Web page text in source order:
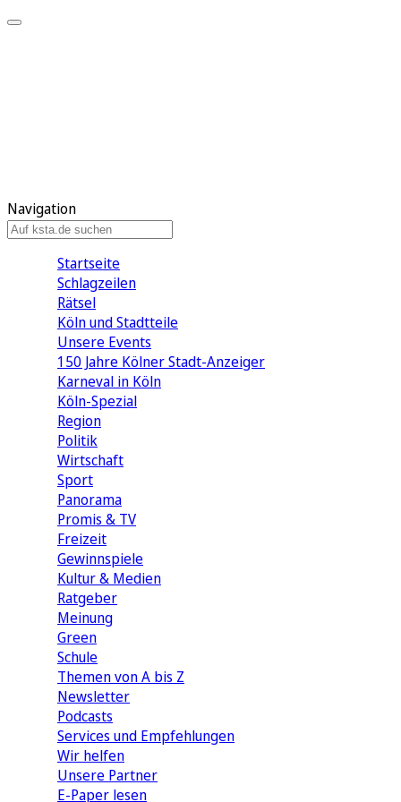
Navigation
Startseite
Schlagzeilen
Rätsel
Köln und Stadtteile
Unsere Events
150 Jahre Kölner Stadt-Anzeiger
Karneval in Köln
Köln-Spezial
Region
Politik
Wirtschaft
Sport
Panorama
Promis & TV
Freizeit
Gewinnspiele
Kultur & Medien
Ratgeber
Meinung
Green
Schule
Themen von A bis Z
Newsletter
Podcasts
Services und Empfehlungen
Wir helfen
Unsere Partner
E-Paper lesen